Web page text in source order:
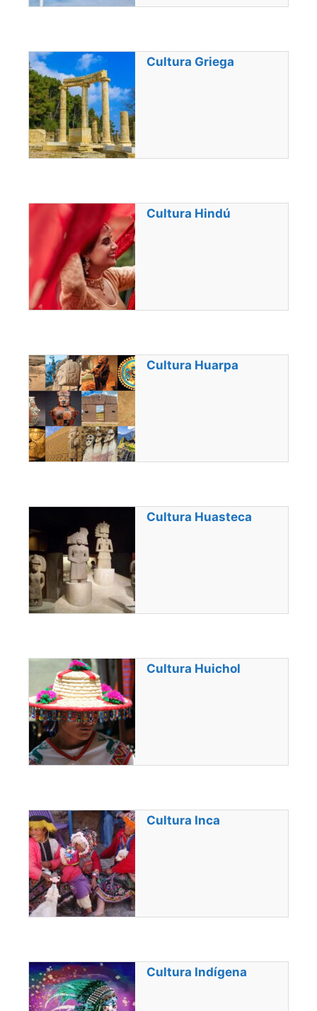
Cultura Griega
Cultura Hindú
Cultura Huarpa
Cultura Huasteca
Cultura Huichol
Cultura Inca
Cultura Indígena